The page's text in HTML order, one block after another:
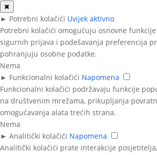
✖
► Potrebni kolačići Uvijek aktivno
Potrebni kolačići omogućuju osnovne
sigurnih prijava i podešavanja preferencija
pohranjuju osobne podatke.
Nema
► Funkcionalni kolačići Napomena
Funkcionalni kolačići podržavaju funkcije
na društvenim mrežama, prikupljanja
omogućavanja alata trećih strana.
Nema
► Analitički kolačići Napomena
Analitički kolačići prate interakcije